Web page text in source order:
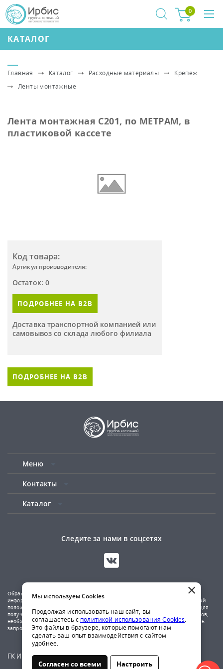
КАТАЛОГ
0
Главная Каталог Расходные материалы
Крепеж
Ленты монтажные
Лента монтажная C201, по МЕТРАМ, в
пластиковой кассете
Код товара:
Артикул производителя:
Остаток: 0
ПОДРОБНЕЕ НА B2B
Доставка транспортной компанией или
самовывоз со склада любого филиала
ПОДРОБНЕЕ НА B2B
Меню
Контакты
Каталог
Следите за нами в соцсетях
Обращаем ваше внимание на то, что данный сайт носит исключительно
информационный характер и не является публичной офертой, определяемой
положениями Статьи 437(2) Гражданского кодекса Российской Федерации. Для
получения подробной информации о наличии и стоимости указанных товаров,
необходимо обратиться к менеджерам компании по телефону или отправить
запрос на почтовый адрес указанный в контактах.
ГК Ирбис © 2009-2026
×
Мы используем Cookies
Продолжая использовать наш сайт, вы
соглашаетесь с политикой использования Cookies.
Это файлы в браузере, которые помогают нам
сделать ваш опыт взаимодействия с сайтом
удобнее.
Согласен со всеми Настроить